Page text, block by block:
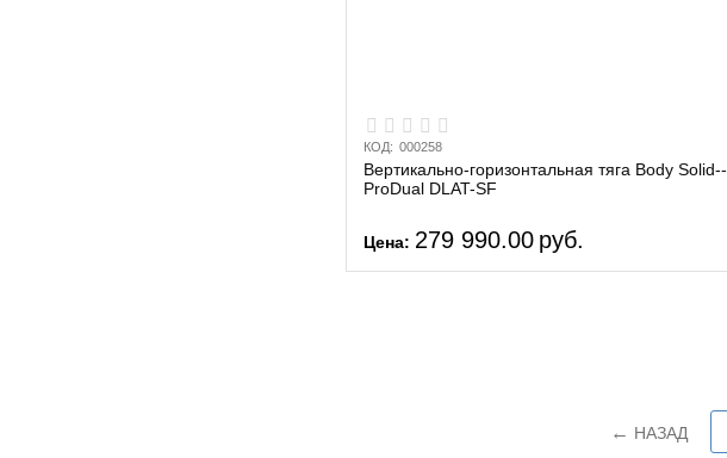
КОД: 000258
Вертикально-горизонтальная тяга Body Solid--
ProDual DLAT-SF
Цена: 279 990.00 руб.
НАЗАД